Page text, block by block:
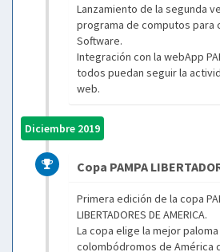
Lanzamiento de la segunda
programa de computos para
Software.
Integración con la webApp
todos puedan seguir la
web.
Diciembre 2019
Copa PAMPA
Primera edición de la copa
LIBERTADORES DE AMERICA.
La copa elige la mejor
colombódromos de América